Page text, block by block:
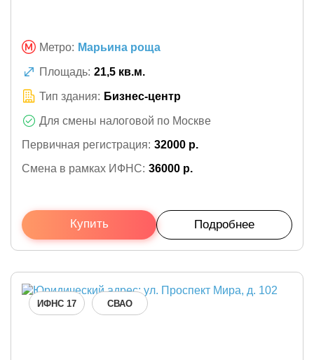
Метро: Марьина роща
Площадь: 21,5 кв.м.
Тип здания: Бизнес-центр
Для смены налоговой по Москве
Первичная регистрация: 32000 р.
Смена в рамках ИФНС: 36000 р.
Купить Подробнее
ИФНС 17 СВАО